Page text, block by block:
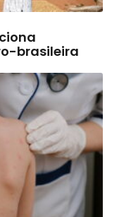
brasileira